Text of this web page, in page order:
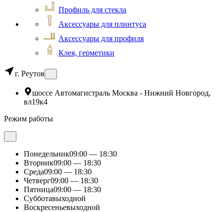
Профиль для стекла
Аксессуары для плинтуса
Аксессуары для профиля
Клея, герметики
г. Реутов
шоссе Автомагистраль Москва - Нижний Новгород,
вл19к4
Режим работы
Понедельник09:00 — 18:30
Вторник09:00 — 18:30
Среда09:00 — 18:30
Четверг09:00 — 18:30
Пятница09:00 — 18:30
Субботавыходной
Воскресеньевыходной